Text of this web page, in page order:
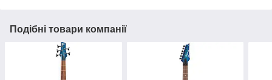
Подібні товари компанії